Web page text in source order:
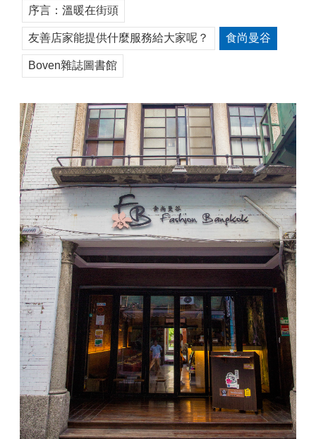
序言：溫暖在街頭
友善店家能提供什麼服務給大家呢？ 食尚曼谷
Boven雜誌圖書館